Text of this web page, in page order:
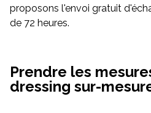
proposons l'envoi gratuit
de 72 heures.
Prendre les
dressing sur-